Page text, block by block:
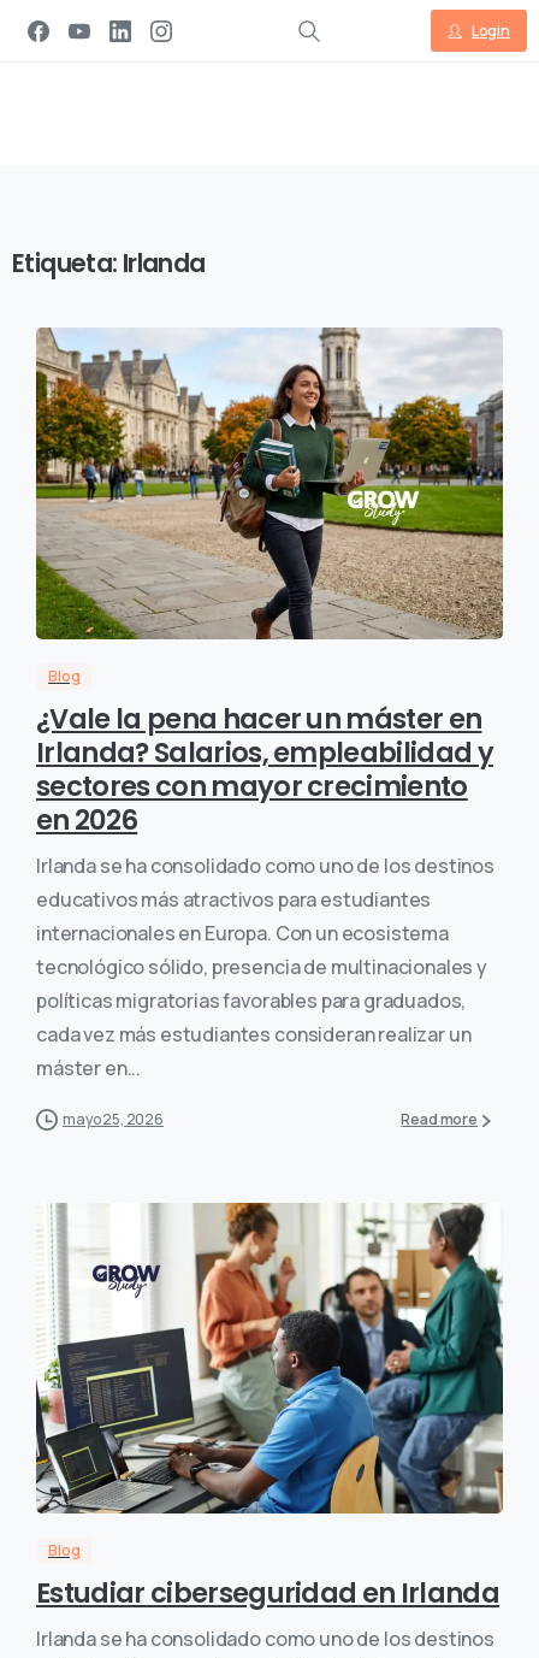
Login
Etiqueta: Irlanda
Blog
¿Vale la pena hacer un máster en
Irlanda? Salarios, empleabilidad y
sectores con mayor crecimiento
en 2026
Irlanda se ha consolidado como uno de los destinos
educativos más atractivos para estudiantes
internacionales en Europa. Con un ecosistema
tecnológico sólido, presencia de multinacionales y
políticas migratorias favorables para graduados,
cada vez más estudiantes consideran realizar un
máster en...
mayo 25, 2026 Read more
Blog
Estudiar ciberseguridad en Irlanda
Irlanda se ha consolidado como uno de los destinos